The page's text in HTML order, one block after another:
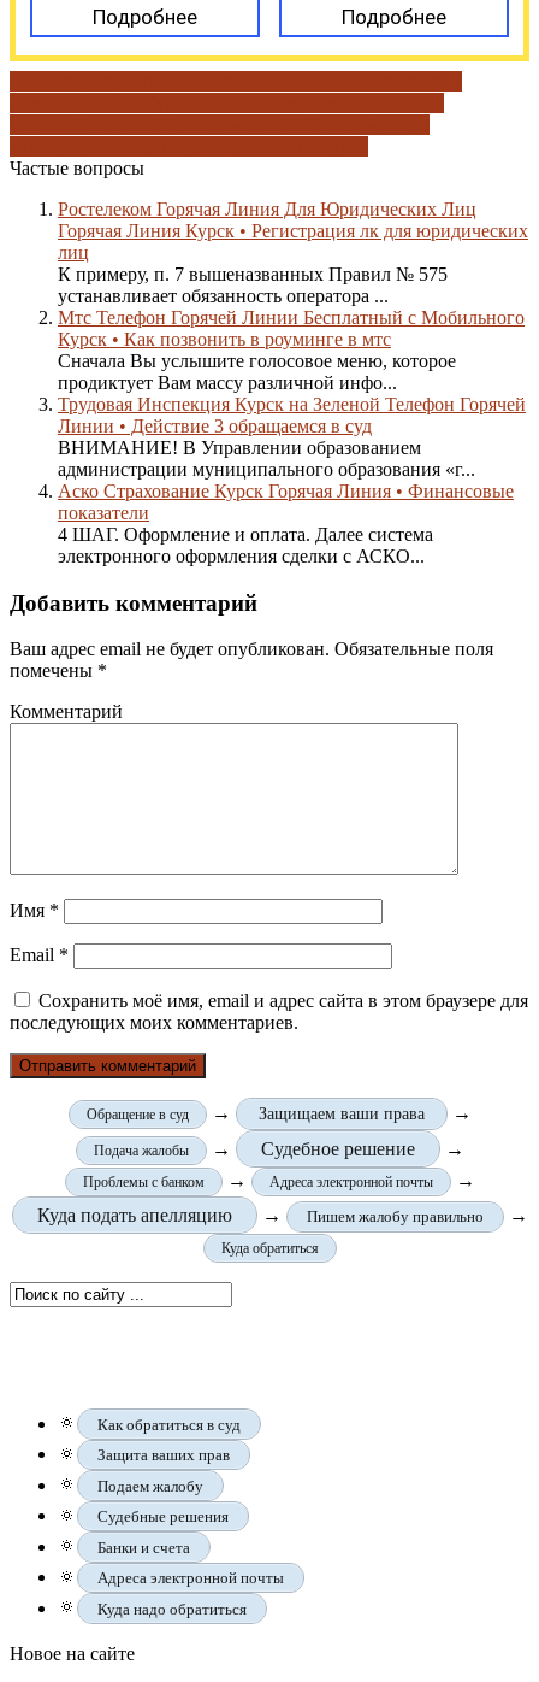
Подробнее Подробнее
Частые вопросы
Ростелеком Горячая Линия Для Юридических Лиц
Горячая Линия Курск • Регистрация лк для юридических
лиц
К примеру, п. 7 вышеназванных Правил № 575
устанавливает обязанность оператора ...
Мтс Телефон Горячей Линии Бесплатный с Мобильного
Курск • Как позвонить в роуминге в мтс
Сначала Вы услышите голосовое меню, которое
продиктует Вам массу различной инфо...
Трудовая Инспекция Курск на Зеленой Телефон Горячей
Линии • Действие 3 обращаемся в суд
ВНИМАНИЕ! В Управлении образованием
администрации муниципального образования «г...
Аско Страхование Курск Горячая Линия • Финансовые
показатели
4 ШАГ. Оформление и оплата. Далее система
электронного оформления сделки с АСКО...
Добавить комментарий
Ваш адрес email не будет опубликован. Обязательные поля
помечены *
Комментарий
Имя *
Email *
Сохранить моё имя, email и адрес сайта в этом браузере для
последующих моих комментариев.
Обращение в суд → Защищаем ваши права →
Подача жалобы → Судебное решение →
Проблемы с банком → Адреса электронной почты
→
Куда подать апелляцию
→ Пишем жалобу правильно →
Куда обратиться
🔅 Как обратиться в суд
🔅 Защита ваших прав
🔅 Подаем жалобу
🔅 Судебные решения
🔅 Банки и счета
🔅 Адреса электронной почты
🔅 Куда надо обратиться
Новое на сайте